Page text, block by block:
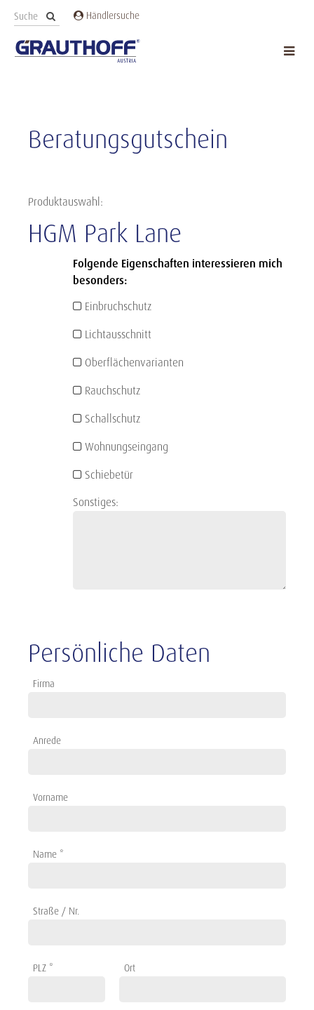
Händlersuche
Beratungsgutschein
Produktauswahl:
HGM Park Lane
Folgende Eigenschaften interessieren mich
besonders:
Einbruchschutz
Lichtausschnitt
Oberflächenvarianten
Rauchschutz
Schallschutz
Wohnungseingang
Schiebetür
Sonstiges:
Persönliche Daten
Firma
Anrede
Vorname
Name *
Straße / Nr.
PLZ * Ort